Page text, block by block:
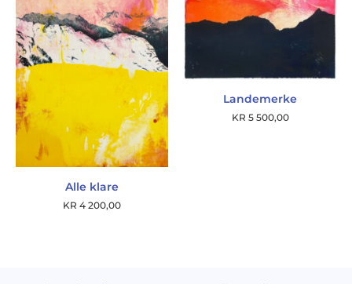
Alle klare
KR 4 200,00
Landemerke
KR 5 500,00